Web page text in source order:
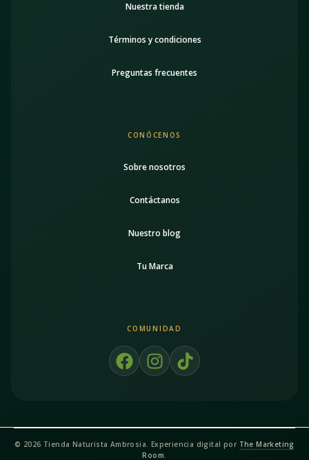
Nuestra tienda
Términos y condiciones
Preguntas frecuentes
CONÓCENOS
Sobre nosotros
Contáctanos
Nuestro blog
Tu Marca
COMUNIDAD
F
a
b
o
I
n
a
g
T
i
o
k
© 2026 Tienda Naturista Ambrosia. Experiencia digital por The Marketing
Room.